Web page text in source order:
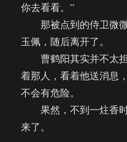
你去看看。”
那被点到的侍卫微微
玉佩，随后离开了。
曹鹤阳其实并不太担
着那人，看着他送消息
不会有危险。
果然，不到一炷香时
来了。